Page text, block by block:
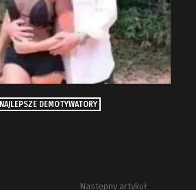
NAJLEPSZE DEMOTYWATORY
Następny artykuł